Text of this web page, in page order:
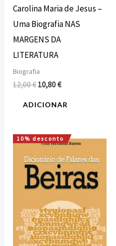
Carolina Maria de Jesus –
Uma Biografia NAS
MARGENS DA
LITERATURA
Biografia
12,00€ 10,80€
ADICIONAR
10% desconto
O
original
era:
21,50 €.
O
atual
é:
19,35 €.